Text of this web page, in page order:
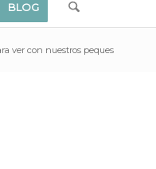
BLOG
ver con nuestros peques